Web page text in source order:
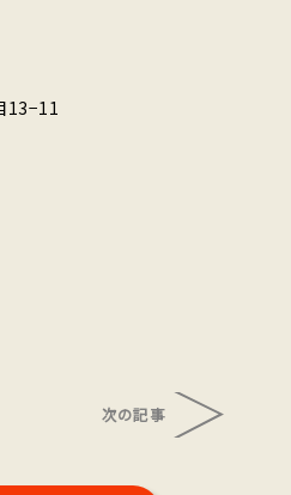
13−11
次の記事